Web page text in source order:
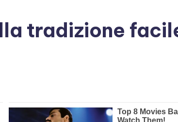
tradizione